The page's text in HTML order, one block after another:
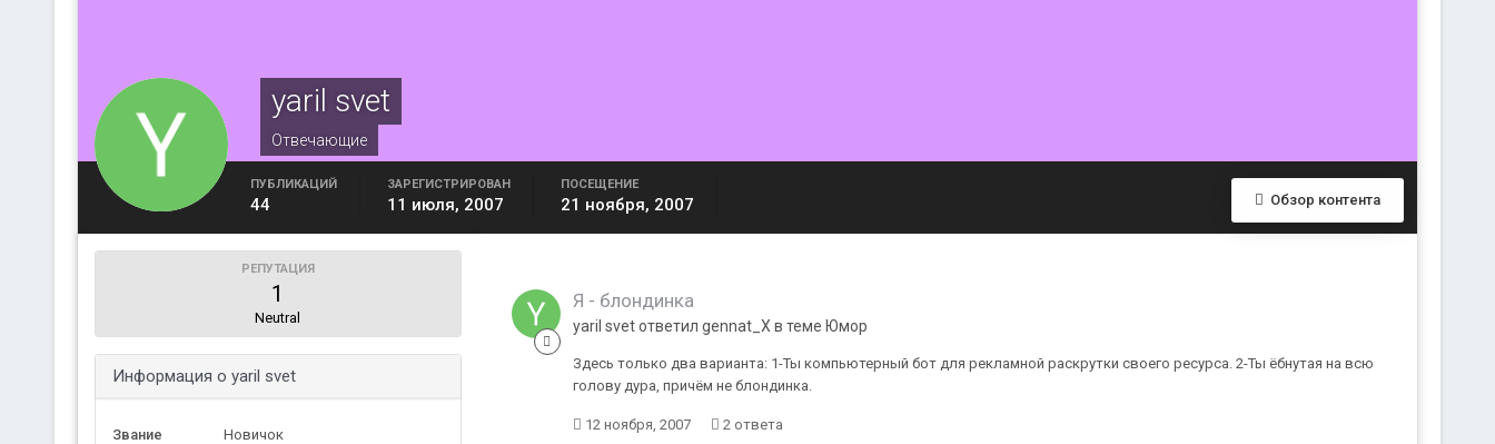
yaril svet
Отвечающие
Обзор контента
ПУБЛИКАЦИЙ
44
ЗАРЕГИСТРИРОВАН
11 июля, 2007
ПОСЕЩЕНИЕ
21 ноября, 2007
РЕПУТАЦИЯ
1
Neutral
Информация о yaril svet
Звание Новичок
Я - блондинка
yaril svet ответил gennat_X в теме Юмор
Здесь только два варианта: 1-Ты компьютерный бот для рекламной раскрутки своего ресурса. 2-Ты ёбнутая на всю
голову дура, причём не блондинка.
12 ноября, 2007 2 ответа